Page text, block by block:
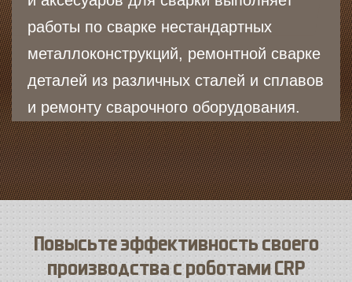
работы по сварке нестандартных
металлоконструкций, ремонтной сварке
деталей из различных сталей и сплавов
и ремонту сварочного оборудования.
Повысьте эффективность своего
производства с роботами CRP